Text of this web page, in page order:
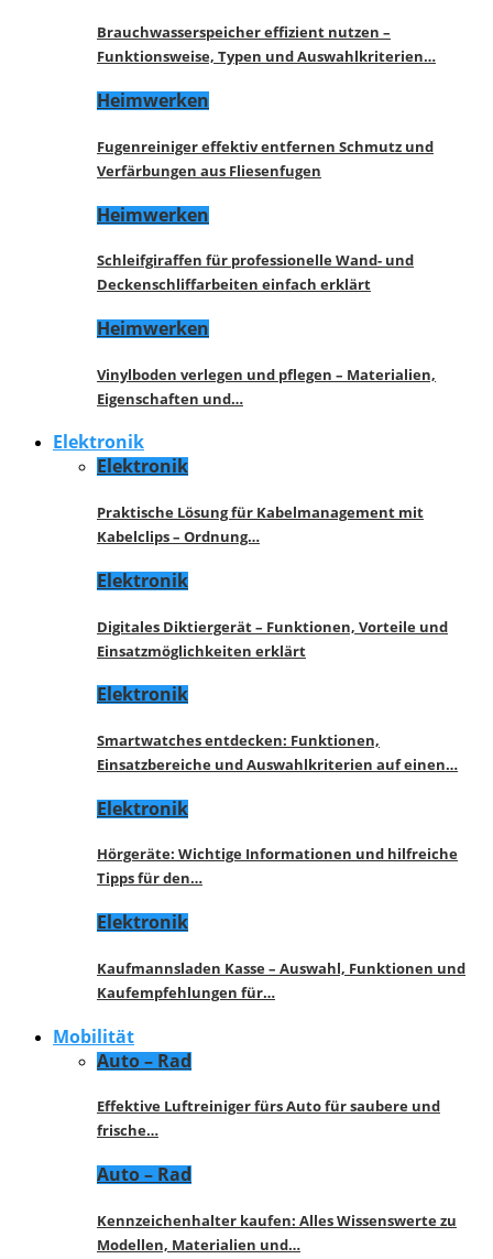
Brauchwasserspeicher effizient nutzen –
Funktionsweise, Typen und Auswahlkriterien…
Heimwerken
Fugenreiniger effektiv entfernen Schmutz und
Verfärbungen aus Fliesenfugen
Heimwerken
Schleifgiraffen für professionelle Wand- und
Deckenschliffarbeiten einfach erklärt
Heimwerken
Vinylboden verlegen und pflegen – Materialien,
Eigenschaften und…
Elektronik
Elektronik
Praktische Lösung für Kabelmanagement mit
Kabelclips – Ordnung…
Elektronik
Digitales Diktiergerät – Funktionen, Vorteile und
Einsatzmöglichkeiten erklärt
Elektronik
Smartwatches entdecken: Funktionen,
Einsatzbereiche und Auswahlkriterien auf einen…
Elektronik
Hörgeräte: Wichtige Informationen und hilfreiche
Tipps für den…
Elektronik
Kaufmannsladen Kasse – Auswahl, Funktionen und
Kaufempfehlungen für…
Mobilität
Auto – Rad
Effektive Luftreiniger fürs Auto für saubere und
frische…
Auto – Rad
Kennzeichenhalter kaufen: Alles Wissenswerte zu
Modellen, Materialien und…